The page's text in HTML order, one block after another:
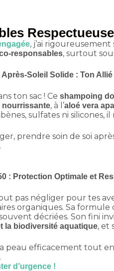
, j’ai
responsables, surtout
Soleil Solide : Ton
ton sac ! Ce shampoing
nourrissante, à l’aloé vera
sulfates ni
prendre soin de soi
: Protection Optimale et
pas négliger pour tes
organiques. Sa formule
décriées. Son fini
la biodiversité aquatique, et
peau efficacement tout
d’urgence !